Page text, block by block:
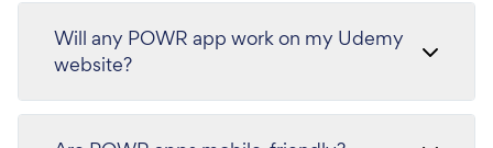
Will any POWR app work on my Udemy
website?